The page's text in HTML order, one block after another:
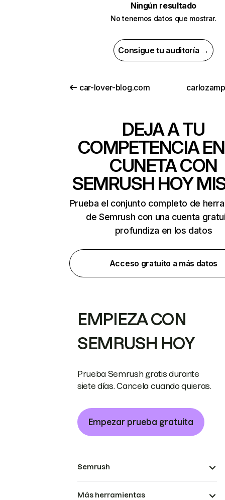
Ningún resultado
No tenemos datos que mostrar.
Consigue tu auditoría →
car-lover-blog.com
DEJA A TU
COMPETENCIA
CUNETA CON
SEMRUSH HOY
Prueba el conjunto completo de
de Semrush con una cuenta
profundiza en los datos
Acceso gratuito a más datos
EMPIEZA CON
SEMRUSH HOY
Prueba Semrush gratis durante
siete días. Cancela cuando quieras.
Empezar prueba gratuita
Semrush
Más herramientas